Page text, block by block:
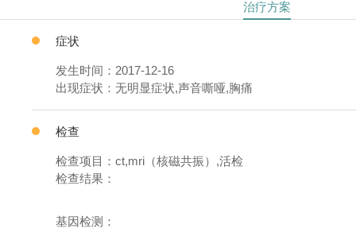
治疗方案
症状
发生时间：2017-12-16
出现症状：无明显症状,声音嘶哑,胸痛
检查
检查项目：ct,mri（核磁共振）,活检
检查结果：
基因检测：